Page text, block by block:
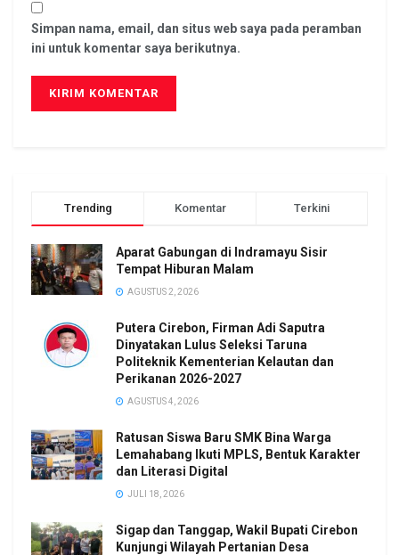
Simpan nama, email, dan situs web saya pada peramban
ini untuk komentar saya berikutnya.
Trending Komentar Terkini
Aparat Gabungan di Indramayu Sisir
Tempat Hiburan Malam
AGUSTUS 2, 2026
Putera Cirebon, Firman Adi Saputra
Dinyatakan Lulus Seleksi Taruna
Politeknik Kementerian Kelautan dan
Perikanan 2026-2027
AGUSTUS 4, 2026
Ratusan Siswa Baru SMK Bina Warga
Lemahabang Ikuti MPLS, Bentuk Karakter
dan Literasi Digital
JULI 18, 2026
Sigap dan Tanggap, Wakil Bupati Cirebon
Kunjungi Wilayah Pertanian Desa